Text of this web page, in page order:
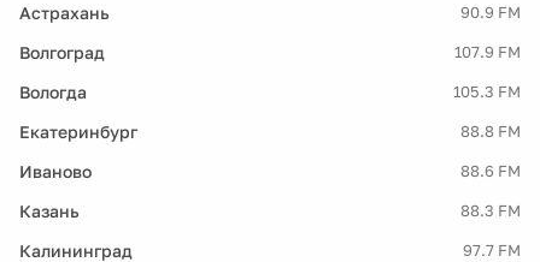
Астрахань 90.9 FM
Волгоград 107.9 FM
Вологда 105.3 FM
Екатеринбург 88.8 FM
Иваново 88.6 FM
Казань 88.3 FM
Калининград 97.7 FM